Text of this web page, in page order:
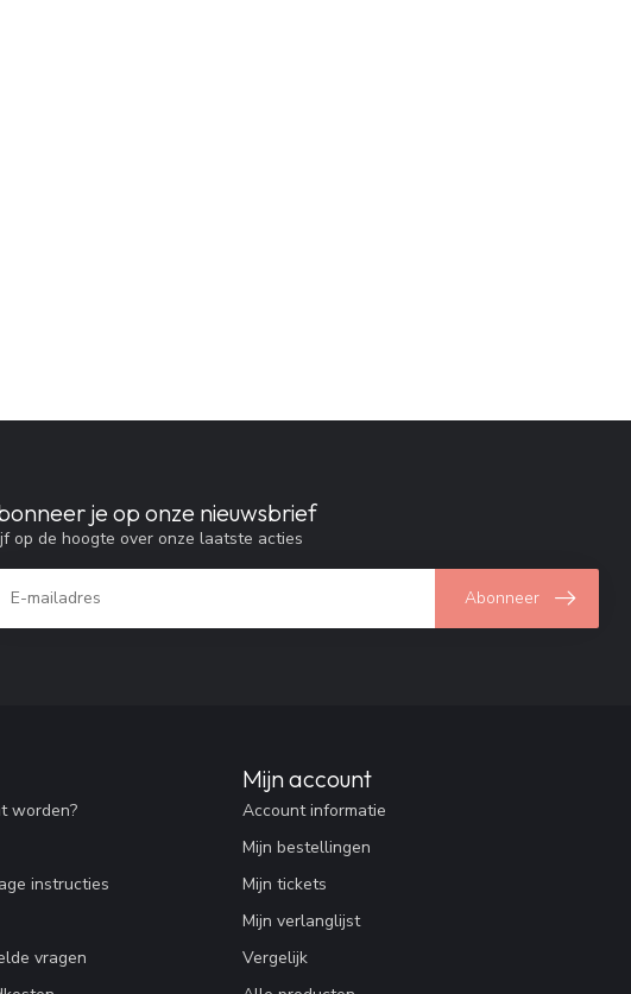
je op onze nieuwsbrief
op de hoogte over onze laatste acties
Abonneer
worden?
instructies
vragen
Mijn account
Account informatie
Mijn bestellingen
Mijn tickets
Mijn verlanglijst
Vergelijk